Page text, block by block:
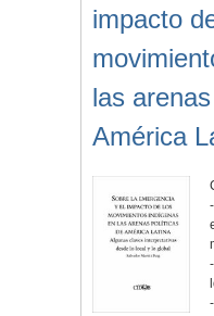
impacto
las
América